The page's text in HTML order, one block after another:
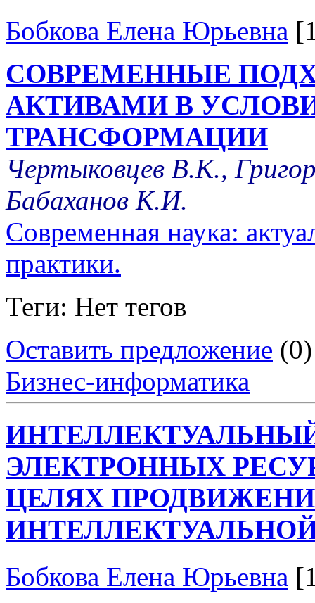
Бобкова Елена Юрьевна
СОВРЕМЕННЫЕ
АКТИВАМИ В
ТРАНСФОРМАЦИИ
Чертыковцев В.К.,
Бабаханов К.И.
Современная наука:
практики.
Теги: Нет тегов
Оставить предложение (0)
Бизнес-информатика
ЭЛЕКТРОННЫХ
ЦЕЛЯХ
Бобкова Елена Юрьевна